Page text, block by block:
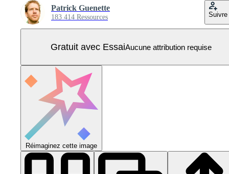
Patrick Guenette
183 414 Ressources Suivre
Gratuit avec EssaiAucune attribution requise
Réimaginez cette image